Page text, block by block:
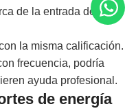
de la entrada de
la misma calificación.
frecuencia, podría
ayuda profesional.
de energía